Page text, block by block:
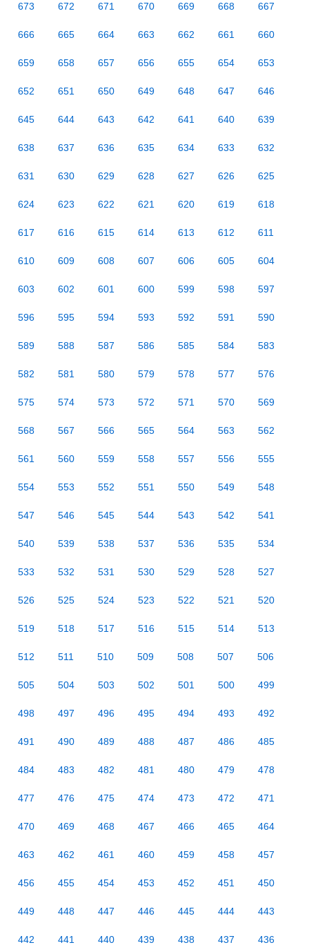
673 672 671 670 669 668 667
666 665 664 663 662 661 660
659 658 657 656 655 654 653
652 651 650 649 648 647 646
645 644 643 642 641 640 639
638 637 636 635 634 633 632
631 630 629 628 627 626 625
624 623 622 621 620 619 618
617 616 615 614 613 612 611
610 609 608 607 606 605 604
603 602 601 600 599 598 597
596 595 594 593 592 591 590
589 588 587 586 585 584 583
582 581 580 579 578 577 576
575 574 573 572 571 570 569
568 567 566 565 564 563 562
561 560 559 558 557 556 555
554 553 552 551 550 549 548
547 546 545 544 543 542 541
540 539 538 537 536 535 534
533 532 531 530 529 528 527
526 525 524 523 522 521 520
519 518 517 516 515 514 513
512 511 510 509 508 507 506
505 504 503 502 501 500 499
498 497 496 495 494 493 492
491 490 489 488 487 486 485
484 483 482 481 480 479 478
477 476 475 474 473 472 471
470 469 468 467 466 465 464
463 462 461 460 459 458 457
456 455 454 453 452 451 450
449 448 447 446 445 444 443
442 441 440 439 438 437 436